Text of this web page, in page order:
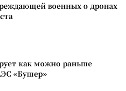
военных о дронах
как можно раньше
«Бушер»